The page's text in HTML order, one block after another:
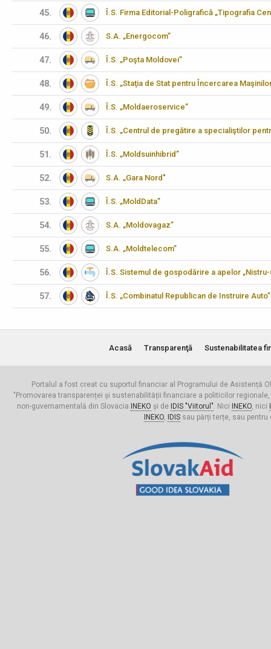
45. Î.S. Firma Editorial-Poligrafică „Tipografia
46. S.A. „Energocom”
47. Î.S. „Poşta Moldovei”
48. Î.S. „Staţia de Stat pentru Încercarea
49. Î.S. „Moldaeroservice”
50. Î.S. „Centrul de pregătire a specialiştilor
51. Î.S. „Moldsuinhibrid”
52. S.A. „Gara Nord"
53. Î.S. „MoldData”
54. S.A. „Moldovagaz”
55. S.A. „Moldtelecom”
56. Î.S. Sistemul de gospodărire a apelor „Nistru-
57. Î.S. „Combinatul Republican de Instruire Auto”
Acasă Transparenţă Sustenabilitatea
Portalul a fost creat cu suportul financiar al Programului de Asistență
"Promovarea transparenței și sustenabilității financiare a politicilor
non-guvernamentală din Slovacia
INEKO și de IDIS "Viitorul". Nici INEKO, nici
INEKO, IDISsau părți terțe, sau pentru